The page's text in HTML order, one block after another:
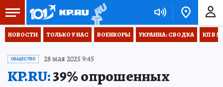
НОВОСТИ ТОЛЬКО У НАС ВОЕНКОРЫ УКРАИНА: СВОДКА КП В
ОБЩЕСТВО 28 мая 2025 9:45
KP.RU:39% опрошенных